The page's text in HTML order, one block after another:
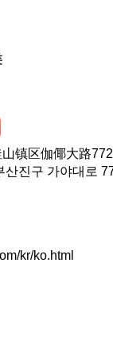
镇区伽倻大路
산진구 가야대로
kr/ko.html